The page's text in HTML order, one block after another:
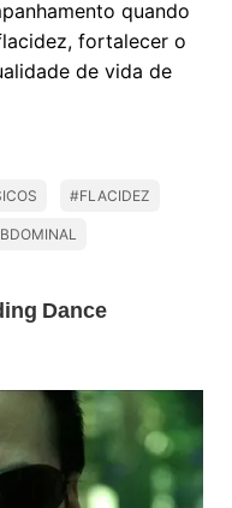
quando
fortalecer o
de vida de
#FLACIDEZ